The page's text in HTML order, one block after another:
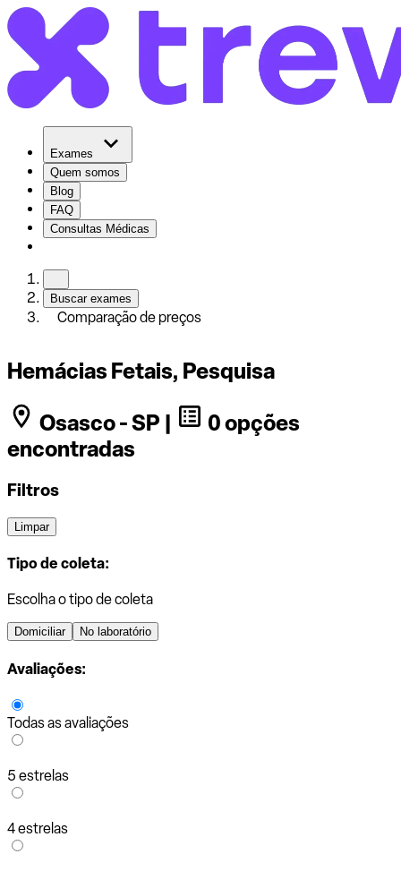
Exames
Quem somos
Blog
FAQ
Consultas Médicas
Buscar exames
Comparação de preços
Hemácias Fetais, Pesquisa
Osasco - SP |
0 opções
encontradas
Filtros
Limpar
Tipo de coleta:
Escolha o tipo de coleta
Domiciliar No laboratório
Avaliações:
Todas as avaliações
5 estrelas
4 estrelas